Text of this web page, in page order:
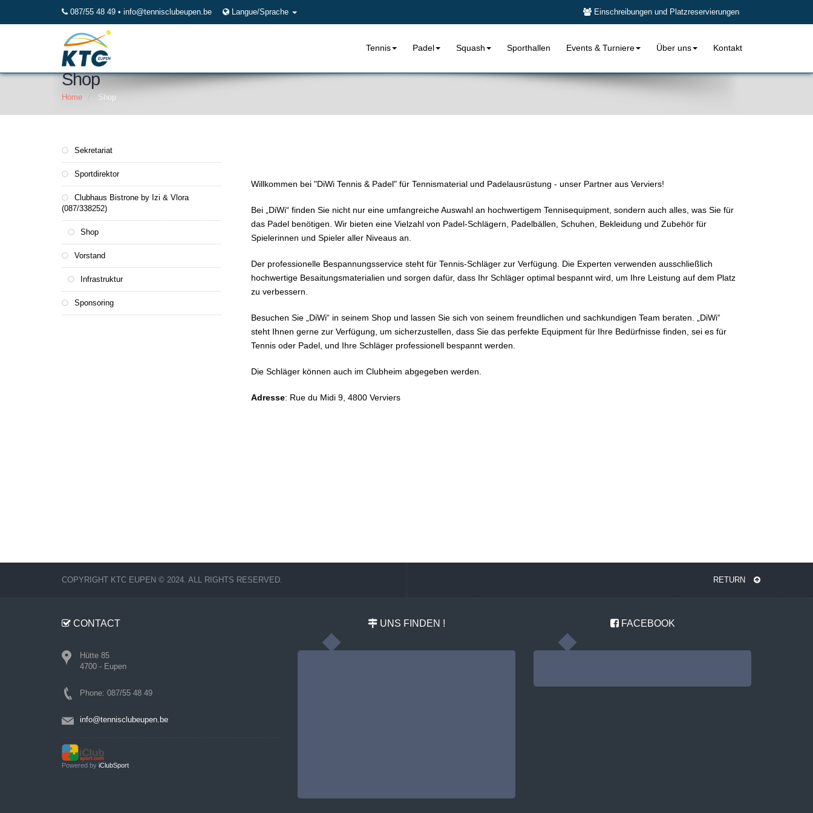
087/55 48 49 • info@tennisclubeupen.be Einschreibungen und Platzreservierungen
Langue/Sprache
Tennis Padel Squash Sporthallen Events & Turniere Über uns Kontakt
Shop
Home Shop
Sekretariat
Sportdirektor
Clubhaus Bistrone by Izi & Vlora
(087/338252)
Shop
Vorstand
Infrastruktur
Sponsoring
Willkommen bei "DiWi Tennis & Padel" für Tennismaterial und Padelausrüstung - unser Partner aus Verviers!
Bei „DiWi“ finden Sie nicht nur eine umfangreiche Auswahl an hochwertigem Tennisequipment, sondern auch alles, was Sie für
das Padel benötigen. Wir bieten eine Vielzahl von Padel-Schlägern, Padelbällen, Schuhen, Bekleidung und Zubehör für
Spielerinnen und Spieler aller Niveaus an.
Der professionelle Bespannungsservice steht für Tennis-Schläger zur Verfügung. Die Experten verwenden ausschließlich
hochwertige Besaitungsmaterialien und sorgen dafür, dass Ihr Schläger optimal bespannt wird, um Ihre Leistung auf dem Platz
zu verbessern.
Besuchen Sie „DiWi“ in seinem Shop und lassen Sie sich von seinem freundlichen und sachkundigen Team beraten. „DiWi“
steht Ihnen gerne zur Verfügung, um sicherzustellen, dass Sie das perfekte Equipment für Ihre Bedürfnisse finden, sei es für
Tennis oder Padel, und Ihre Schläger professionell bespannt werden.
Die Schläger können auch im Clubheim abgegeben werden.
Adresse: Rue du Midi 9, 4800 Verviers
COPYRIGHT KTC EUPEN © 2024. ALL RIGHTS RESERVED. RETURN
CONTACT
Hütte 85
4700 - Eupen
Phone: 087/55 48 49
info@tennisclubeupen.be
Powered by iClubSport
UNS FINDEN ! FACEBOOK